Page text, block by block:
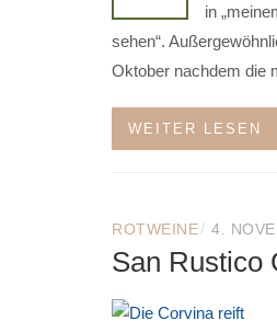
in
sehen“.
Oktober nachdem die
WEITER LESEN
ROTWEINE/ 4.
San Rustico